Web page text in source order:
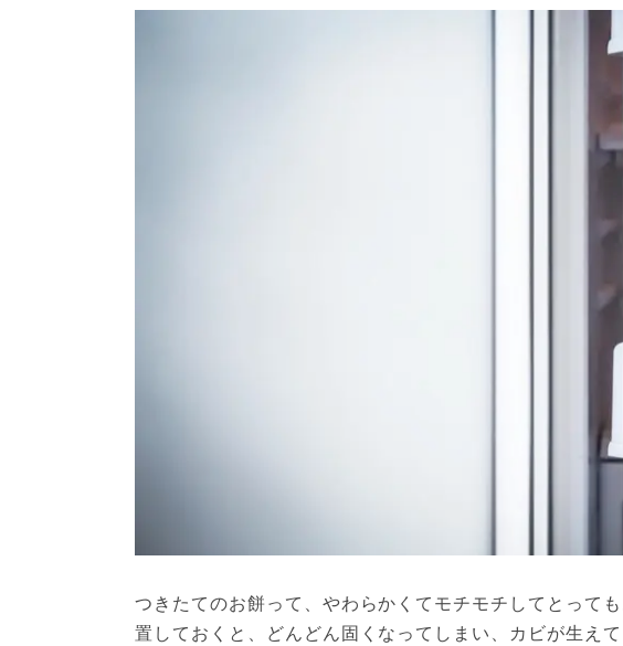
つきたてのお餅って、やわらかくてモチモチしてとって
置しておくと、どんどん固くなってしまい、カビが生え